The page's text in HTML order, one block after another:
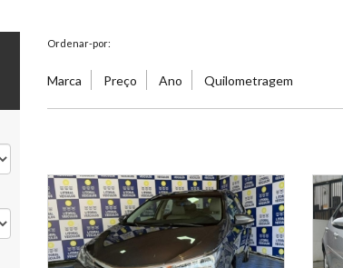
Ordenar-por:
Marca Preço Ano Quilometragem